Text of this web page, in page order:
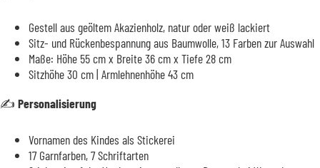
Gestell aus geöltem Akazienholz, natur oder weiß lackiert
Sitz- und Rückenbespannung aus Baumwolle, 13 Farben zur Auswahl
Maße: Höhe 55 cm x Breite 36 cm x Tiefe 28 cm
Sitzhöhe 30 cm | Armlehnenhöhe 43 cm
✍️ Personalisierung
Vornamen des Kindes als Stickerei
17 Garnfarben, 7 Schriftarten